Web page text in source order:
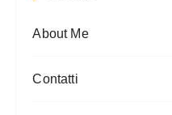
About Me
Contatti